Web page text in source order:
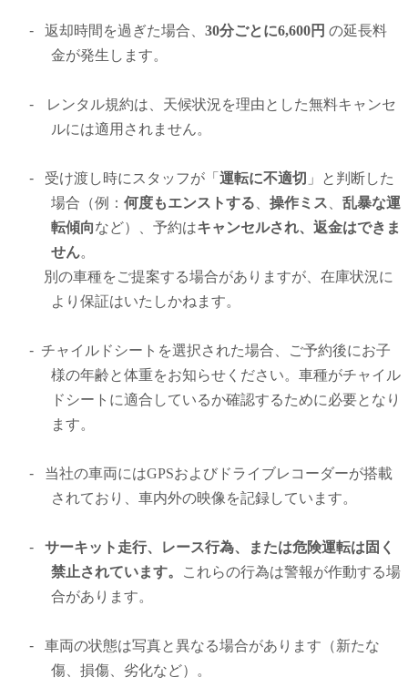
- 返却時間を過ぎた場合、 30分ごとに6,600円 の延長料
金が発生します。
-
レンタル規約は、天候状況を理由とした無料キャンセ
ルには適用されません。
- 受け渡し時にスタッフが「 運転に不適切 」と判断した
場合（例： 何度もエンストする 操作ミス
乱暴な運
転傾向など）、予約はキャンセルされ、返金はできま
せん。
別の車種をご提案する場合がありますが、在庫状況に
より保証はいたしかねます。
- チャイルドシートを選択された場合、ご予約後にお子
様の年齢と体重をお知らせください。車種がチャイル
ドシートに適合しているか確認するために必要となり
ます。
-
当社の車両にはGPSおよびドライブレコーダーが搭載
されており、車内外の映像を記録しています。
-
サーキット走行、レース行為、または危険運転は固く
禁止されています。
これらの行為は警報が作動する場
合があります。
-
車両の状態は写真と異なる場合があります（新たな
傷、損傷、劣化など）。